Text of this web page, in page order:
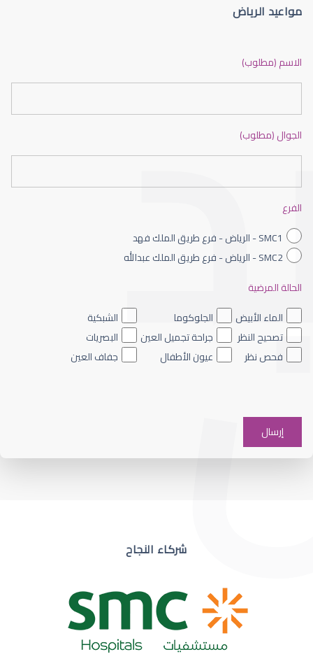
ضعف نظر الاطفال
ضعف نظر العين اليسرى
ضعف نظر مفاجئ
مواعيد الرياض
الاسم (مطلوب)
الجوال (مطلوب)
الفرع
SMC1 - الرياض - فرع طريق الملك فهد
SMC2 - الرياض - فرع طريق الملك عبدالله
الحالة المرضية
الماء الأبيض
الجلوكوما
الشبكية
تصحيح النظر
جراحة تجميل العين
البصريات
فحص نظر
عيون الأطفال جفاف العين
شركاء النجاح